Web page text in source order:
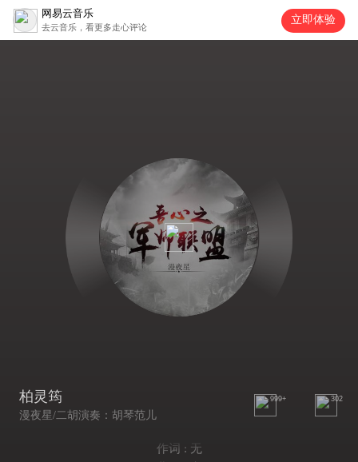
网易云音乐
去云音乐，看更多走心评论
立即体验
柏灵筠
漫夜星/二胡演奏：胡琴范儿
999+ 302
作词 : 无